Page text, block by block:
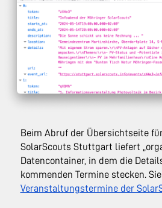
Beim Abruf der Übersichtseite
SolarScouts Stuttgart liefert
Datencontainer, in dem die
kommenden Termine stecken.
Veranstaltungstermine der